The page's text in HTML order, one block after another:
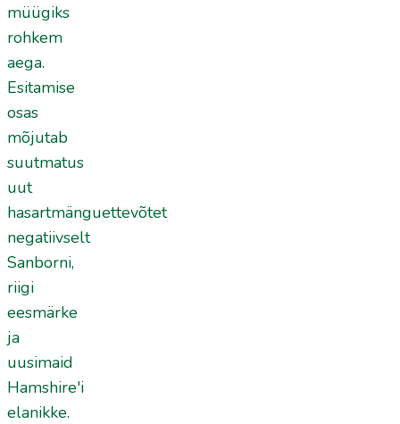
müügiks
rohkem
aega.
Esitamise
osas
mõjutab
suutmatus
uut
hasartmänguettevõtet
negatiivselt
Sanborni,
riigi
eesmärke
ja
uusimaid
Hamshire'i
elanikke.